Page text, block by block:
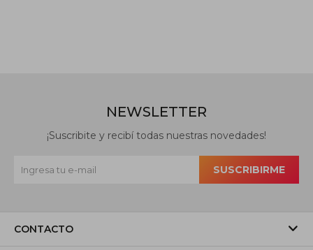
CONTACTO
NEWSLETTER
¡Suscribite y recibí todas nuestras novedades!
SUSCRIBIRME